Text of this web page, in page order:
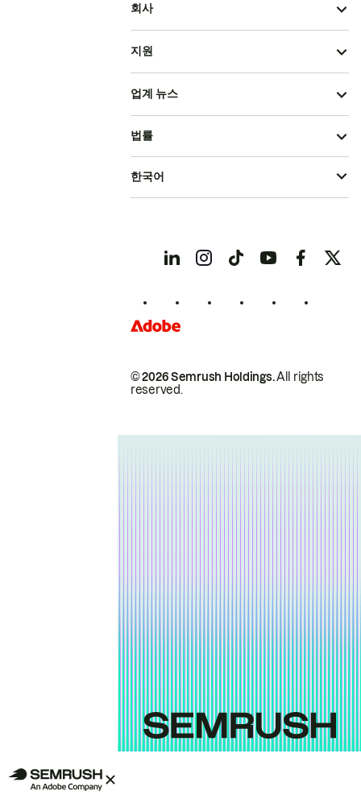
회사
지원
업계 뉴스
© 2026 Semrush Holdings.All rights
reserved.
법률
한국어